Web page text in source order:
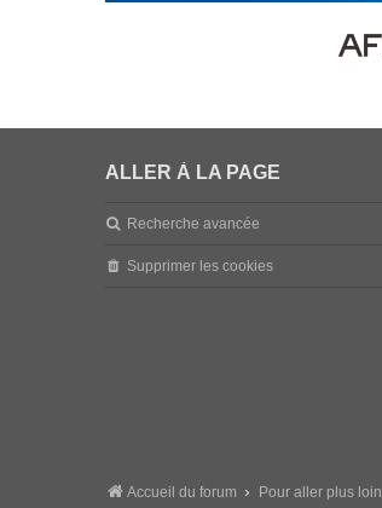
ALLER À LA PAGE
Recherche avancée
Supprimer les cookies
Accueil du forum Pour aller plus loin